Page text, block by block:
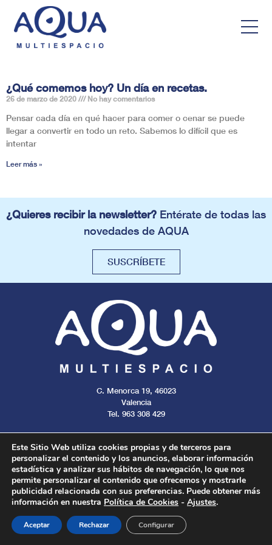
¿Qué comemos hoy? Un día en recetas.
26 de marzo de 2020 No hay comentarios
Pensar cada día en qué hacer para comer o cenar se puede
llegar a convertir en todo un reto. Sabemos lo difícil que es
intentar
Leer más »
¿Quieres recibir la newsletter? Entérate de todas las
novedades de AQUA
SUSCRÍBETE
C. Menorca 19, 46023
Valencia
Tel. 963 308 429
Todos los derechos reservados. 2024.
Aviso legal Cookies Privacidad
Este Sitio Web utiliza cookies propias y de terceros para
personalizar el contenido y los anuncios, elaborar información
estadística y analizar sus hábitos de navegación, lo que nos
permite personalizar el contenido que ofrecemos y mostrarle
publicidad relacionada con sus preferencias. Puede obtener más
información en nuestra Política de Cookies - Ajustes.
Aceptar Rechazar Configurar